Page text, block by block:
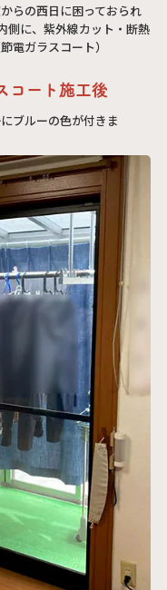
らの西日に困っておられ
側に、紫外線カット・断熱
電ガラスコート）
ート施工後
ブルーの色が付きま